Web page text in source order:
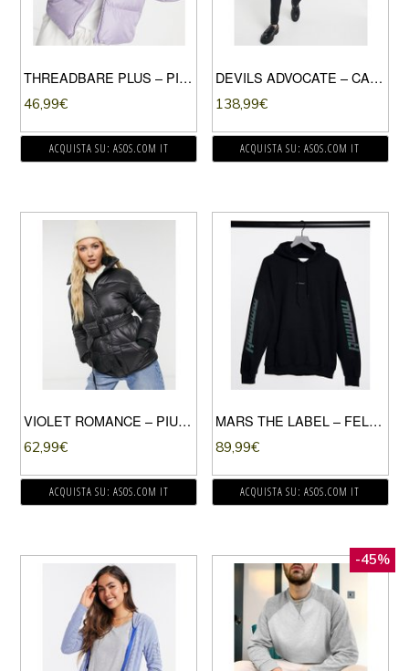
THREADBARE PLUS – PIUMINO CON CAPPUCCIO-VIOLA
46,99€
ACQUISTA SU: ASOS.COM IT
DEVILS ADVOCATE – CAPPOTTO DOPPIOPETTO PREMIUM CON MOTIVO FLOREALE STILE ARAZZO-NERO
138,99€
ACQUISTA SU: ASOS.COM IT
VIOLET ROMANCE – PIUMINO IN ECOPELLE PU NERO
62,99€
ACQUISTA SU: ASOS.COM IT
MARS THE LABEL – FELPA OVERSIZE CON CAPPUCCIO E LOGO RIFLETTENTE, COLORE NERO
89,99€
ACQUISTA SU: ASOS.COM IT
-45%